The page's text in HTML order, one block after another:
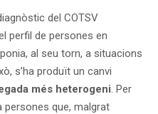
del COTSV
perfil de persones en
al seu torn, a situacions
s’ha produït un canvi
més heterogeni. Per
persones que, malgrat